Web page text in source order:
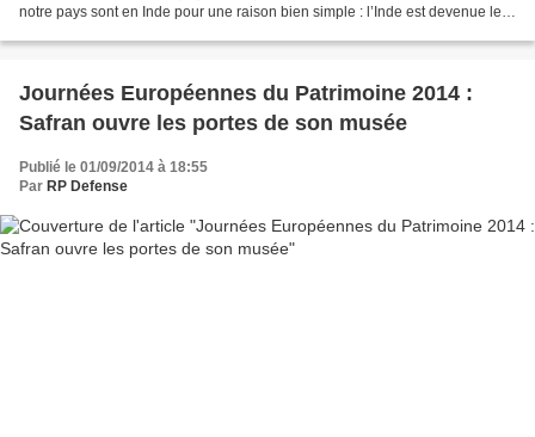
notre pays sont en Inde pour une raison bien simple : l’Inde est devenue le
Journées Européennes du Patrimoine 2014 :
Safran ouvre les portes de son musée
Publié le 01/09/2014 à 18:55
Par RP Defense